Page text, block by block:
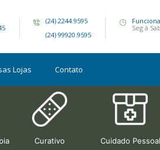
(24) 2244.9595
(24) 99920.9595
Seg à
Lojas Contato
Curativo Cuidado Pessoal